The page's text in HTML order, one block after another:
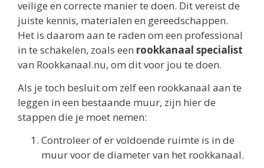
veilige en correcte manier te doen. Dit vereist de
juiste kennis, materialen en gereedschappen.
Het is daarom aan te raden om een professional
in te schakelen, zoals een rookkanaal specialist
van Rookkanaal.nu, om dit voor jou te doen.
Als je toch besluit om zelf een rookkanaal aan te
leggen in een bestaande muur, zijn hier de
stappen die je moet nemen:
Controleer of er voldoende ruimte is in de
muur voor de diameter van het rookkanaal.